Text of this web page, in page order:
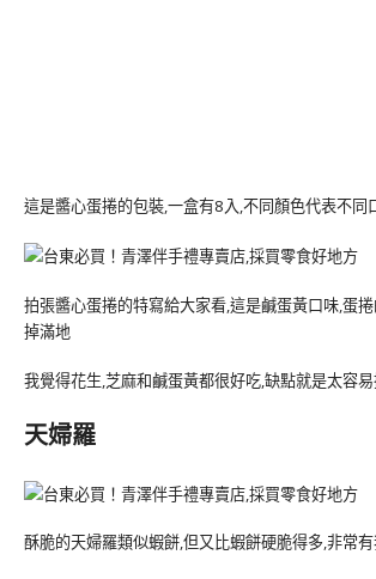
這是醬心蛋捲的包裝,一盒有8入,不同顏色代表不同
拍張醬心蛋捲的特寫給大家看,這是鹹蛋黃口味,蛋
掉滿地
我覺得花生,芝麻和鹹蛋黃都很好吃,缺點就是太容
天婦羅
酥脆的天婦羅類似蝦餅,但又比蝦餅硬脆得多,非常